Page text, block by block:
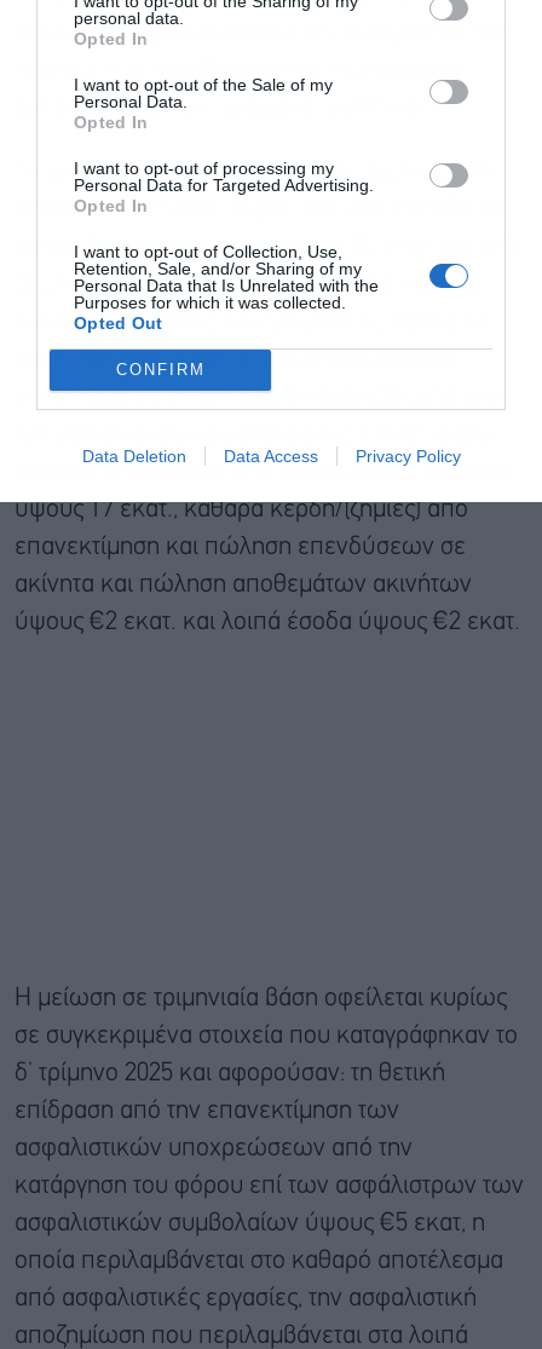
personal data.
Opted In
I want to opt-out of the Sale of my
Personal Data.
Opted In
I want to opt-out of processing my
Personal Data for Targeted Advertising.
Opted In
I want to opt-out of Collection, Use,
Retention, Sale, and/or Sharing of my
Personal Data that Is Unrelated with the
Purposes for which it was collected.
Opted Out
CONFIRM
Data Deletion Data Access Privacy Policy
δανειακού χαρτοφυλακίου, την συγκράτηση του
αντιστάθμισης που πραγματοποιήθηκαν.
Τα μη επιτοκιακά έσοδα για το α’ τρίμηνο 2026
ανήλθαν σε 69 εκατ. ευρώ (στα ίδια επίπεδα σε
ετήσια βάση και σε σύγκριση με 90 εκατ. για το δ’
τρίμηνο 2025), και αποτελούνται από καθαρά
έσοδα από αμοιβές και προμήθειες ύψους 44
εκατ., καθαρά κέρδη από διαπραγμάτευση
συναλλάγματος και καθαρά κέρδη/(ζημιές) από
καθαρό αποτέλεσμα από ασφαλιστικές εργασίες
ύψους 17 εκατ., καθαρά κέρδη/(ζημιές) από
επανεκτίμηση και πώληση επενδύσεων σε
ακίνητα και πώληση αποθεμάτων ακινήτων
ύψους €2 εκατ. και λοιπά έσοδα ύψους €2 εκατ.
Η μείωση σε τριμηνιαία βάση οφείλεται κυρίως
σε συγκεκριμένα στοιχεία που καταγράφηκαν το
δ’ τρίμηνο 2025 και αφορούσαν: τη θετική
επίδραση από την επανεκτίμηση των
ασφαλιστικών υποχρεώσεων από την
κατάργηση του φόρου επί των ασφάλιστρων των
ασφαλιστικών συμβολαίων ύψους €5 εκατ, η
οποία περιλαμβάνεται στο καθαρό αποτέλεσμα
από ασφαλιστικές εργασίες, την ασφαλιστική
αποζημίωση που περιλαμβάνεται στα λοιπά
Αποδέχομαι τους